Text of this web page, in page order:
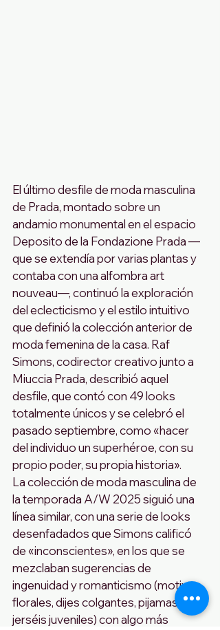
El último desfile de moda masculina
de Prada, montado sobre un
andamio monumental en el espacio
Deposito de la Fondazione Prada —
que se extendía por varias plantas y
contaba con una alfombra art
nouveau—, continuó la exploración
del eclecticismo y el estilo intuitivo
que definió la colección anterior de
moda femenina de la casa. Raf
Simons, codirector creativo junto a
Miuccia Prada, describió aquel
desfile, que contó con 49 looks
totalmente únicos y se celebró el
pasado septiembre, como «hacer
del individuo un superhéroe, con su
propio poder, su propia historia».
La colección de moda masculina de
la temporada A/W 2025 siguió una
línea similar, con una serie de looks
desenfadados que Simons calificó
de «inconscientes», en los que se
mezclaban sugerencias de
ingenuidad y romanticismo (motivos
florales, dijes colgantes, pijamas y
jerséis juveniles) con algo más